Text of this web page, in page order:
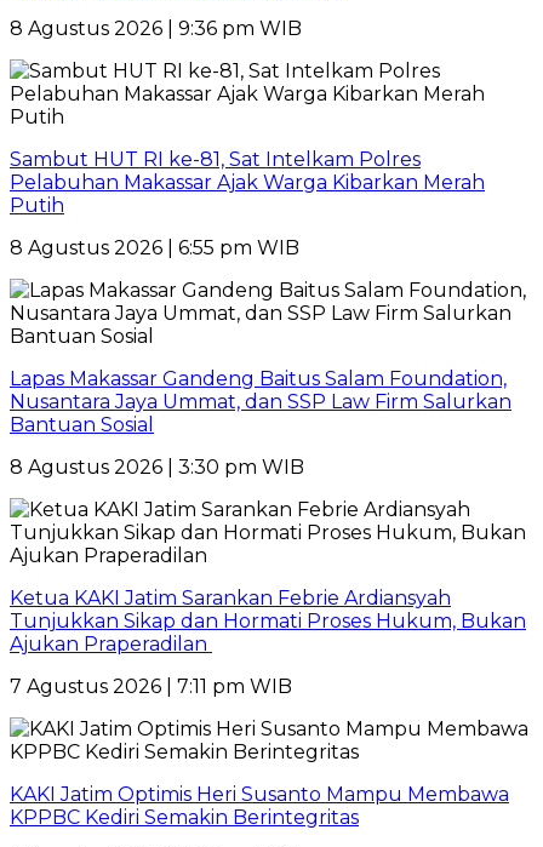
8 Agustus 2026 | 9:36 pm WIB
Sambut HUT RI ke-81, Sat Intelkam Polres
Pelabuhan Makassar Ajak Warga Kibarkan Merah
Putih
8 Agustus 2026 | 6:55 pm WIB
Lapas Makassar Gandeng Baitus Salam Foundation,
Nusantara Jaya Ummat, dan SSP Law Firm Salurkan
Bantuan Sosial
8 Agustus 2026 | 3:30 pm WIB
Ketua KAKI Jatim Sarankan Febrie Ardiansyah
Tunjukkan Sikap dan Hormati Proses Hukum, Bukan
Ajukan Praperadilan
7 Agustus 2026 | 7:11 pm WIB
KAKI Jatim Optimis Heri Susanto Mampu Membawa
KPPBC Kediri Semakin Berintegritas